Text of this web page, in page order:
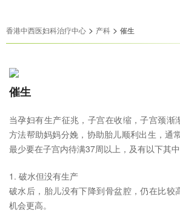
香港中西医妇科治疗中心 > 产科 > 催生
催生
当孕妇有生产征兆，子宫在收缩，子宫颈渐
方法帮助妈妈分娩，协助胎儿顺利出生，通
最少要在子宫内待满37周以上，及有以下其
1. 破水但没有生产
破水后，胎儿没有下降到骨盆腔，仍在比较
机会更高。